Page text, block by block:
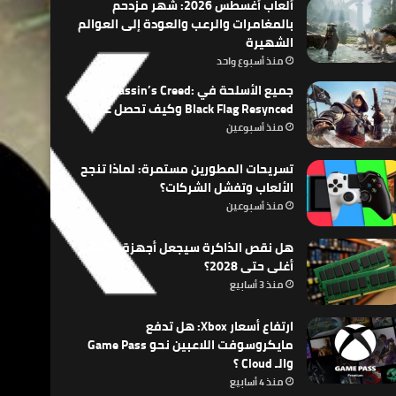
ألعاب أغسطس 2026: شهر مزدحم
بالمغامرات والرعب والعودة إلى العوالم
الشهيرة
منذ أسبوع واحد
جميع الأسلحة في Assassin’s Creed:
Black Flag Resynced وكيف تحصل عليها
منذ أسبوعين
تسريحات المطورين مستمرة: لماذا تنجح
الألعاب وتفشل الشركات؟
منذ أسبوعين
هل نقص الذاكرة سيجعل أجهزة الألعاب
أغلى حتى 2028؟
منذ 3 أسابيع
ارتفاع أسعار Xbox: هل تدفع
مايكروسوفت اللاعبين نحو Game Pass
والـ Cloud ؟
منذ 4 أسابيع